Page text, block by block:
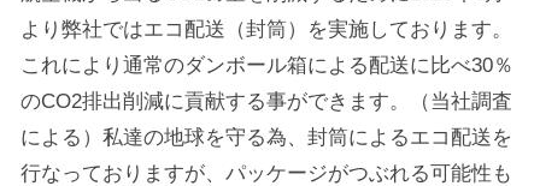
より弊社ではエコ配送（封筒）を実施しております。
これにより通常のダンボール箱による配送に比べ30％
のCO2排出削減に貢献する事ができます。（当社調査
による）私達の地球を守る為、封筒によるエコ配送を
行なっておりますが、パッケージがつぶれる可能性も